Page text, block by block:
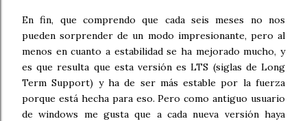
En fin, que comprendo que cada seis meses no nos
pueden sorprender de un modo impresionante, pero al
menos en cuanto a estabilidad se ha mejorado mucho, y
es que resulta que esta versión es LTS (siglas de Long
Term Support) y ha de ser más estable por la fuerza
porque está hecha para eso. Pero como antiguo usuario
de windows me gusta que a cada nueva versión haya